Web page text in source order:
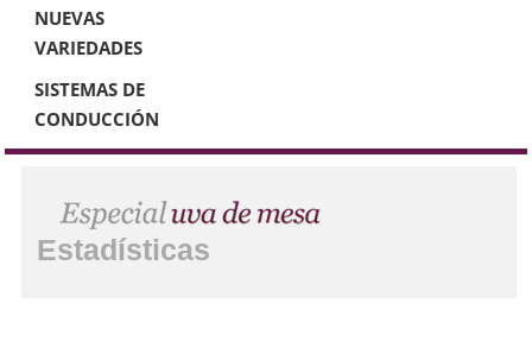
NUEVAS
VARIEDADES
SISTEMAS DE
CONDUCCIÓN
Estadísticas